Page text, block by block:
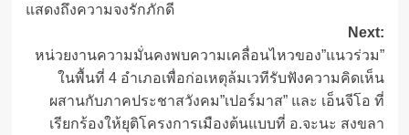
แสดงถึงความจงรักภักดี
Next:
หน่วยงานความมั่นคงพบความเคลื่อนไหวของ”แนวร่วม”
ในพื้นที่ 4 อำเภอเพื่อก่อเหตุล้มเวทีรับฟังความคิดเห็น
ผสานกับภาคประชาสวังคม”เปอร์มาส” และ เอ็นจีโอ ที่
เรียกร้องให้ยุติโครงการเมืองต้นแบบที่ อ.จะนะ สงขลา